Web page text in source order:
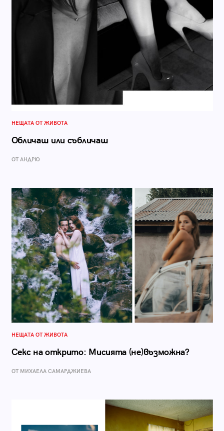
НЕЩАТА ОТ ЖИВОТА
Обличаш или събличаш
ОТ АНДРЮ
НЕЩАТА ОТ ЖИВОТА
Секс на открито: Мисията (не)възможна?
ОТ МИХАЕЛА САМАРДЖИЕВА